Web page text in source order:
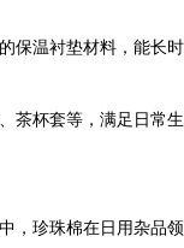
保温衬垫材料，能长时
茶杯套等，满足日常生
，珍珠棉在日用杂品领